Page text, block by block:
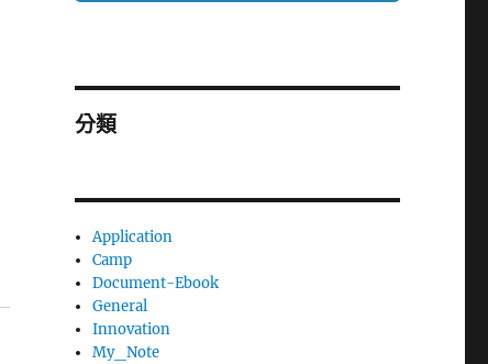
分類
Application
Camp
Document-Ebook
General
Innovation
My_Note